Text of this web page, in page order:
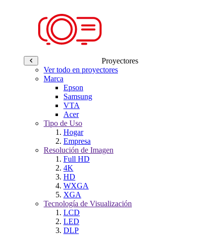
Proyectores
Ver todo en proyectores
Marca
Epson
Samsung
VTA
Acer
Tipo de Uso
Hogar
Empresa
Resolución de Imagen
Full HD
4K
HD
WXGA
XGA
Tecnología de Visualización
LCD
LED
DLP